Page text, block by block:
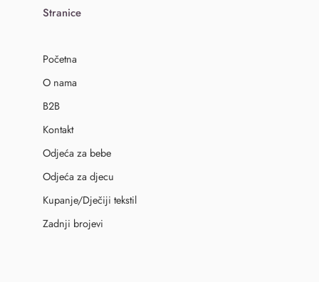
Stranice
Početna
O nama
B2B
Kontakt
Odjeća za bebe
Odjeća za djecu
Kupanje/Dječiji tekstil
Zadnji brojevi